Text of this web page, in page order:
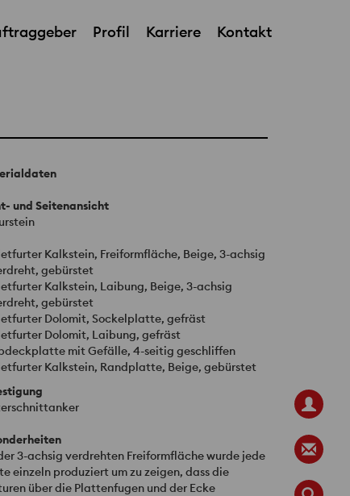
Profil Karriere Kontakt
GKD
und Seitenansicht
Kalkstein, Freiformfläche, Beige, 3-achsig
gebürstet
Kalkstein, Laibung, Beige, 3-achsig
gebürstet
Dolomit, Sockelplatte, gefräst
Dolomit, Laibung, gefräst
mit Gefälle, 4-seitig geschliffen
Kalkstein, Randplatte, Beige, gebürstet
3-achsig verdrehten Freiformfläche wurde jede
einzeln produziert um zu zeigen, dass die
über die Plattenfugen und der Ecke